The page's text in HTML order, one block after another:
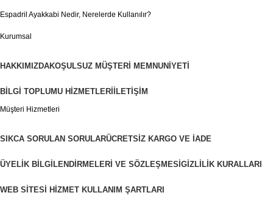
Espadril Ayakkabi Nedir, Nerelerde Kullanılır?
Kurumsal
HAKKIMIZDAKOŞULSUZ MÜŞTERI MEMNUNIYETI
BILGI TOPLUMU HIZMETLERI İLETIŞIM
Müşteri Hizmetleri
SIKCA SORULAN SORULARÜCRETSIZ KARGO VE İADE
ÜYELIK BILGILENDIRMELERI VE SÖZLEŞMESI GIZLILIK KURALLARI
WEB SITESI HIZMET KULLANIM ŞARTLARI